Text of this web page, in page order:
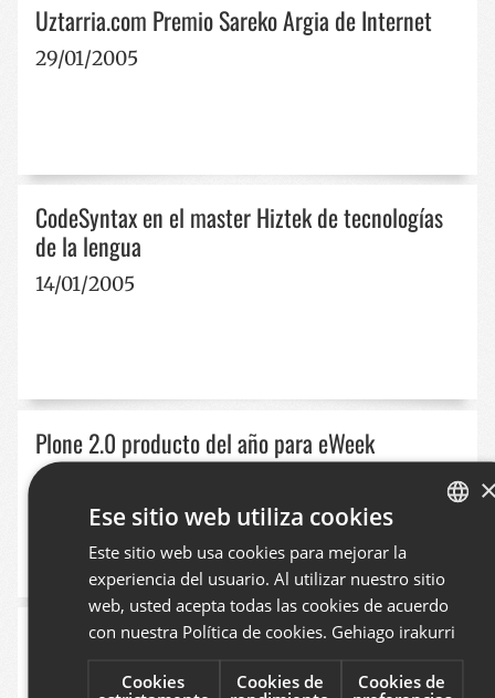
Uztarria.com Premio Sareko Argia de Internet
29/01/2005
CodeSyntax en el master Hiztek de tecnologías
de la lengua
14/01/2005
Plone 2.0 producto del año para eWeek
27/12/2004
Arteman: diseño y comunicación
20/12/2004
SPANISH
ENGLISH
Ese sitio web utiliza cookies
Este sitio web usa cookies para mejorar la
experiencia del usuario. Al utilizar nuestro sitio
web, usted acepta todas las cookies de acuerdo
con nuestra Política de cookies. Gehiago irakurri
Cookies
Cookies de
Cookies de